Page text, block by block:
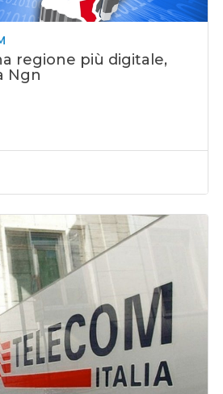
regione più digitale,
Ngn